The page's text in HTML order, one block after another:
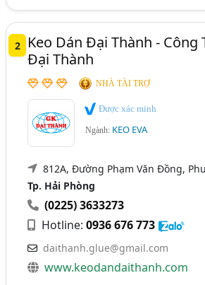
2
Keo Dán Đại Thành - Công
Đại Thành
NHÀ TÀI TRỢ
Được xác minh
Ngành: KEO EVA
812A, Đường Phạm Văn Đồng,
Tp. Hải Phòng
(0225) 3633273
Hotline:0936 676 773
daithanh.glue@gmail.com
www.keodandaithanh.com